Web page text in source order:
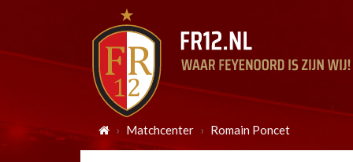
Matchcenter Romain Poncet